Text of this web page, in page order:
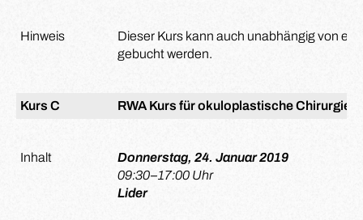
Hinweis
Dieser Kurs kann auch unabhängig von
gebucht werden.
Kurs C RWA Kurs für okuloplastische Chirurgie
Inhalt
Donnerstag, 24. Januar 2019
09:30–17:00 Uhr
Lider